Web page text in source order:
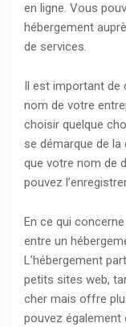
en ligne. Vous
hébergement
de services.
Il est important de
nom de votre
choisir quelque
se démarque de
que votre nom de
pouvez
En ce qui
entre un
L’hébergement
petits sites web,
cher mais offre
pouvez également